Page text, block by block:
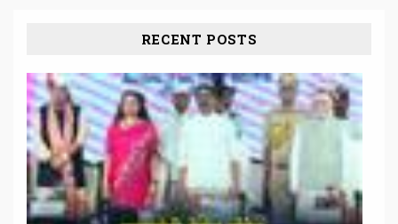
RECENT POSTS